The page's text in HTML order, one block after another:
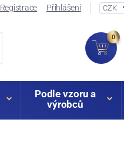
Registrace Přihlášení CZK
0
Podle vzoru a
výrobců